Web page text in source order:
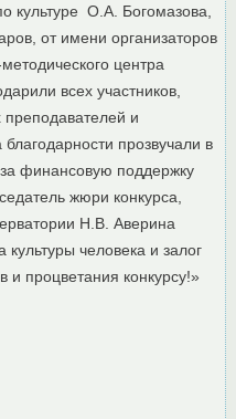
культуре О.А. Богомазова,
от имени организаторов
центра
всех участников,
преподавателей и
прозвучали в
финансовую поддержку
жюри конкурса,
Н.В. Аверина
человека и залог
и процветания конкурсу!»